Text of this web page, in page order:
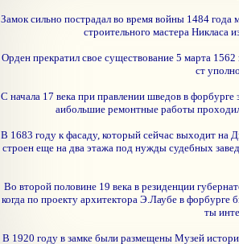
Замок сильно пострадал во время войны 1484
строительного мастера Никласа
Орден прекратил свое существование 5 марта 1562
ст
С начала 17 века при правлении шведов в
аибольшие ремонтные работы
В 1683 году к фасаду, который сейчас выходит на
строен еще на два этажа под нужды судебных
Во второй половине 19 века в резиденции
когда по проекту архитектора Э.Лаубе в
ты
В 1920 году в замке были размещены Музей